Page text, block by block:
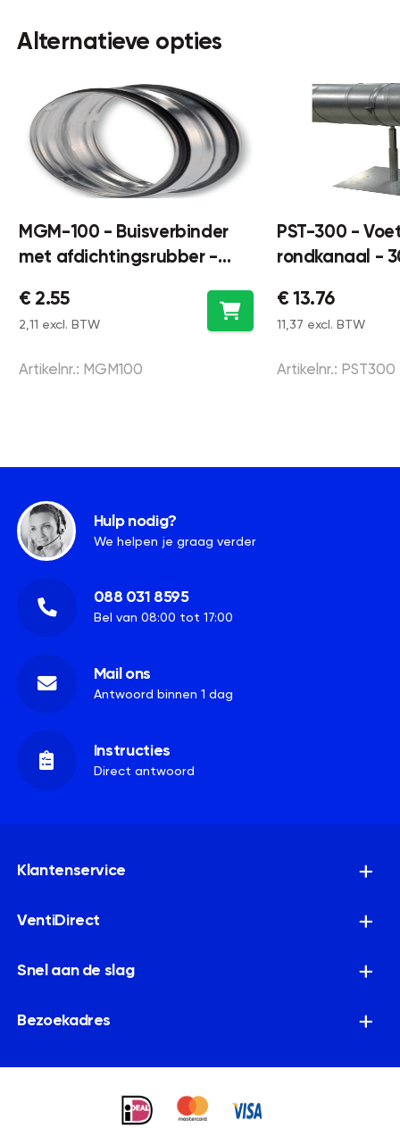
Alternatieve opties
MGM-100 - Buisverbinder
met afdichtingsrubber -
€ 2.55
2,11 excl. BTW
Artikelnr.: MGM100
PST-300 -
rondkanaal -
€ 13.76
11,37 excl. BTW
Artikelnr.: PST300
Hulp nodig?
We helpen je graag verder
088 031 8595
Bel van 08:00 tot 17:00
Mail ons
Antwoord binnen 1 dag
Instructies
Direct antwoord
Klantenservice
VentiDirect
Snel aan de slag
Bezoekadres